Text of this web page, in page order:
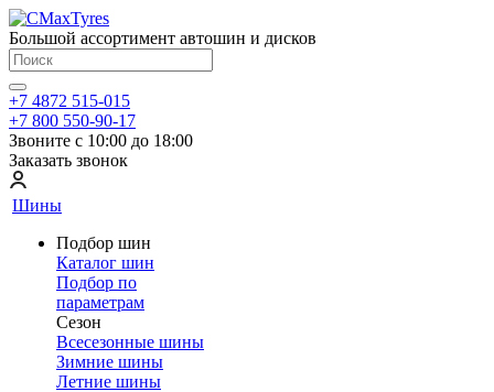
Большой ассортимент автошин и дисков
+7 4872 515-015
+7 800 550-90-17
Звоните с 10:00 до 18:00
Заказать звонок
Шины
Подбор шин
Каталог шин
Подбор по
параметрам
Сезон
Всесезонные шины
Зимние шины
Летние шины